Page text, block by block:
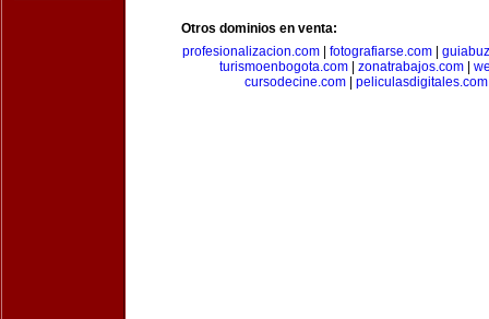
Otros dominios en venta:
profesionalizacion.com
fotografiarse.com
turismoenbogota.com
zonatrabajos.com
cursodecine.com
peliculasdigitales.com